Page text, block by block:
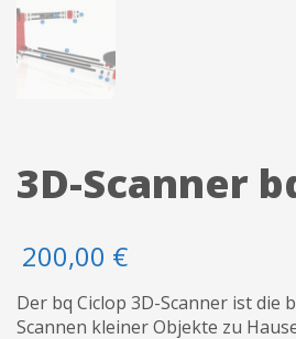
3D-Scanner
200,00 €
Der bq Ciclop 3D-Scanner ist die
Scannen kleiner Objekte zu